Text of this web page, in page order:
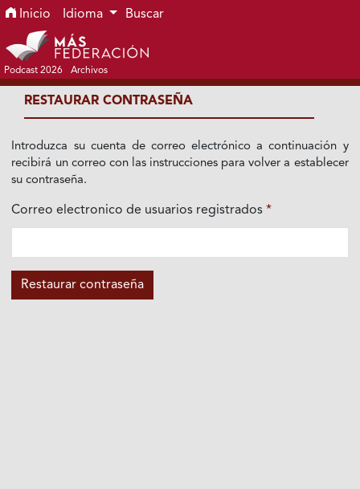
Ir al menú de navegación principal
Ir al contenido principal
Ir al pie de página del sitio
Inicio Idioma Buscar
Podcast 2026 Archivos
RESTAURAR CONTRASEÑA
Introduzca su cuenta de correo electrónico a continuación y
recibirá un correo con las instrucciones para volver a establecer
su contraseña.
Correo electronico de usuarios registrados*
Obligatorio
Restaurar contraseña